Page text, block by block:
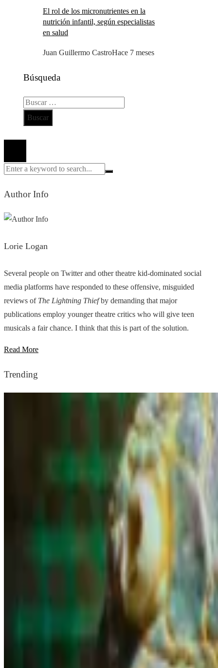
El rol de los micronutrientes en la
nutrición infantil, según especialistas
en salud
Juan Guillermo CastroHace 7 meses
Búsqueda
Buscar:
Author Info
Lorie Logan
Several people on Twitter and other theatre kid-dominated social
media platforms have responded to these offensive, misguided
reviews of The Lightning Thiefby demanding that major
publications employ younger theatre critics who will give teen
musicals a fair chance. I think that this is part of the solution.
Read More
Trending